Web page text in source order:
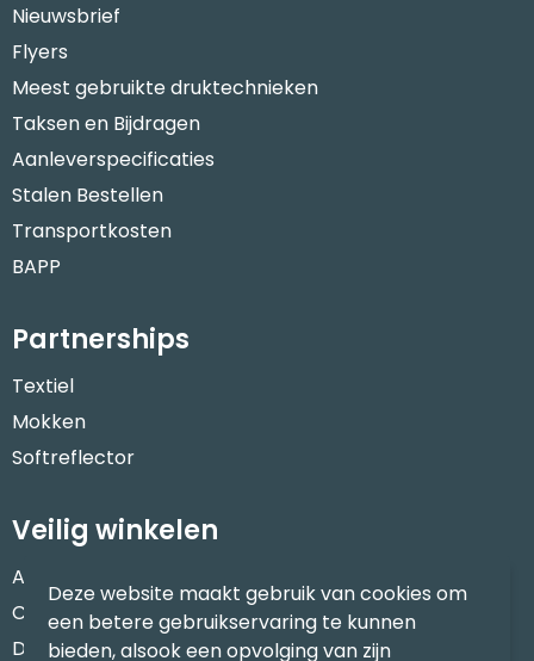
Nieuwsbrief
Flyers
Meest gebruikte druktechnieken
Taksen en Bijdragen
Aanleverspecificaties
Stalen Bestellen
Transportkosten
BAPP
Partnerships
Textiel
Mokken
Softreflector
Veilig winkelen
Algemene voorwaarden
Cookieverklaring
Disclaimer
Deze website maakt gebruik van cookies om
een betere gebruikservaring te kunnen
bieden, alsook een opvolging van zijn